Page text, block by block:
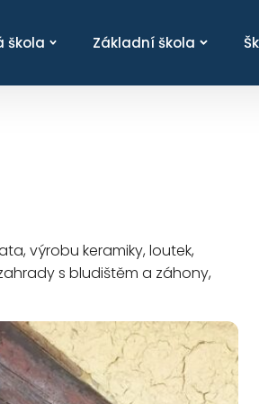
škola Základní škola
výrobu keramiky, loutek,
s bludištěm a záhony,